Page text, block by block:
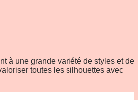
à une grande variété de styles et de
toutes les silhouettes avec